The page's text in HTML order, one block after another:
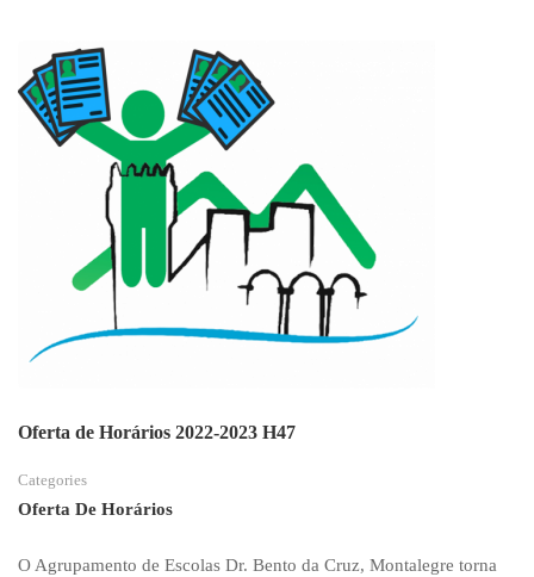
47
–
LISTA
ORDENADA
Oferta de Horários 2022-2023 H47
Categories
Oferta De Horários
O Agrupamento de Escolas Dr. Bento da Cruz, Montalegre torna